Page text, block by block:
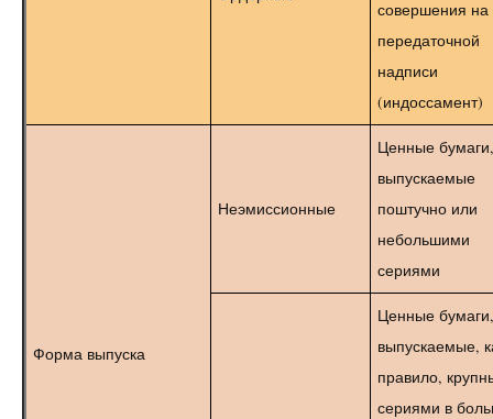
совершения на
передаточной
надписи
(индоссамент)
Форма выпуска
Неэмиссионные
Ценные бумаги,
выпускаемые
поштучно или
небольшими
сериями
Ценные бумаги,
выпускаемые,
правило,
сериями в